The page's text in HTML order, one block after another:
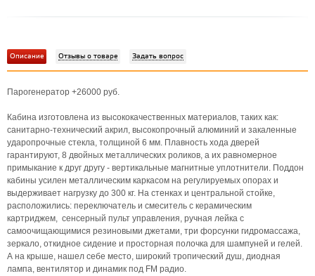
Описание Отзывы о товаре Задать вопрос
Парогенератор +26000 руб.
Кабина изготовлена из высококачественных материалов, таких как:
санитарно-технический акрил, высокопрочный алюминий и закаленные
ударопрочные стекла, толщиной 6 мм. Плавность хода дверей
гарантируют, 8 двойных металлических роликов, а их равномерное
примыкание к друг другу - вертикальные магнитные уплотнители. Поддон
кабины усилен металлическим каркасом на регулируемых опорах и
выдерживает нагрузку до 300 кг. На стенках и центральной стойке,
расположились: переключатель и смеситель с керамическим
картриджем, сенсерный пульт управления, ручная лейка с
самоочищающимися резиновыми джетами, три форсунки гидромассажа,
зеркало, откидное сидение и просторная полочка для шампуней и гелей.
А на крыше, нашел себе место, широкий тропический душ, диодная
лампа, вентилятор и динамик под FM радио.